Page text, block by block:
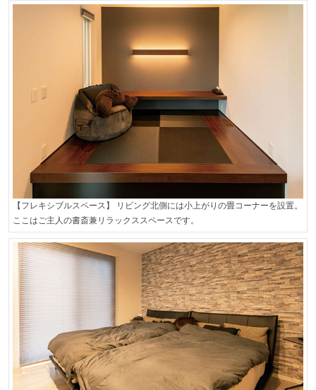
【フレキシブルスペース】 リビング北側には小上がりの畳コーナーを設置。
ここはご主人の書斎兼リラックススペースです。